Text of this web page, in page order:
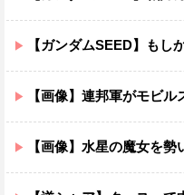
【ガンダムSEED】もしかしてアスランっ
【画像】連邦軍がモビルスーツを開
【画像】水星の魔女を勢いで見